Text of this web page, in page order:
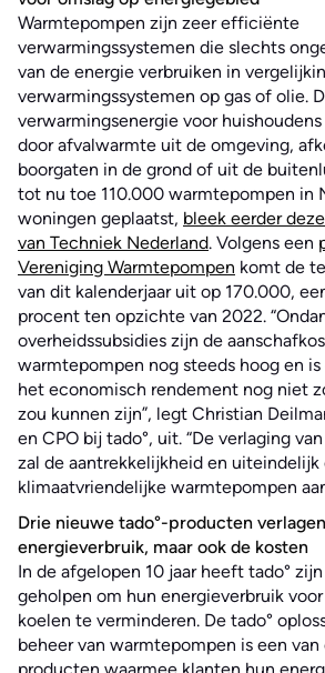
Warmtepompen zijn zeer efficiënte
verwarmingssystemen die slechts
van de energie verbruiken in
verwarmingssystemen op gas of olie.
verwarmingsenergie voor
door afvalwarmte uit de omgeving,
boorgaten in de grond of uit de
tot nu toe 110.000 warmtepompen in
woningen geplaatst, bleek eerder
van Techniek Nederland. Volgens een
Vereniging Warmtepompen komt de
van dit kalenderjaar uit op 170.000,
procent ten opzichte van 2022.
overheidssubsidies zijn de
warmtepompen nog steeds hoog en
het economisch rendement nog niet
zou kunnen zijn”, legt Christian
en CPO bij tado°, uit. “De verlaging
zal de aantrekkelijkheid en uiteindelijk
klimaatvriendelijke warmtepompen
Drie nieuwe tado°-producten
energieverbruik, maar ook de kosten
In de afgelopen 10 jaar heeft tado°
geholpen om hun energieverbruik
koelen te verminderen. De tado°
beheer van warmtepompen is een